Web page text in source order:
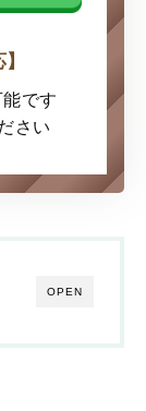
です
さい
OPEN